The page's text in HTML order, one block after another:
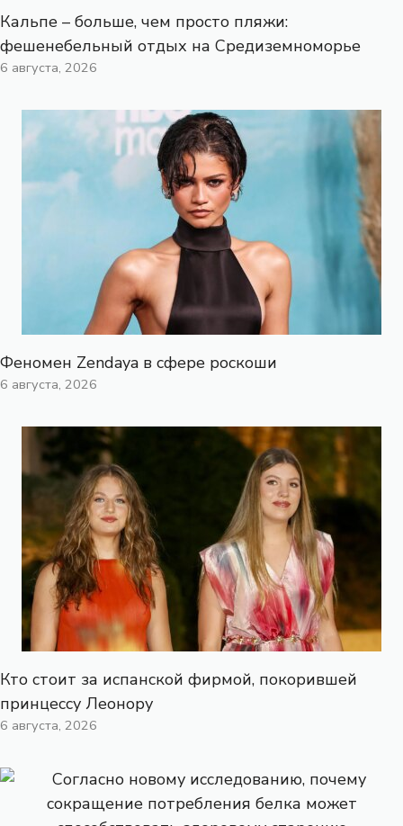
Кальпе – больше, чем просто пляжи:
фешенебельный отдых на Средиземноморье
6 августа, 2026
Феномен Zendaya в сфере роскоши
6 августа, 2026
Кто стоит за испанской фирмой, покорившей
принцессу Леонору
6 августа, 2026